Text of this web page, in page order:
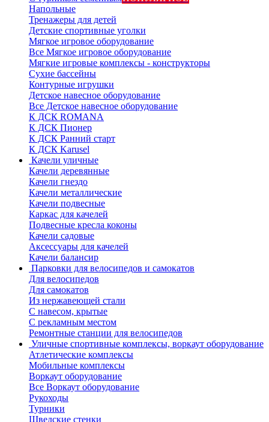
Напольные
Тренажеры для детей
Детские спортивные уголки
Мягкое игровое оборудование
Все Мягкое игровое оборудование
Мягкие игровые комплексы - конструкторы
Сухие бассейны
Контурные игрушки
Детское навесное оборудование
Все Детское навесное оборудование
К ДСК ROMANA
К ДСК Пионер
К ДСК Ранний старт
К ДСК Karusel
Качели уличные
Качели деревянные
Качели гнездо
Качели металлические
Качели подвесные
Каркас для качелей
Подвесные кресла коконы
Качели садовые
Аксессуары для качелей
Качели балансир
Парковки для велосипедов и самокатов
Для велосипедов
Для самокатов
Из нержавеющей стали
С навесом, крытые
С рекламным местом
Ремонтные станции для велосипедов
Уличные спортивные комплексы, воркаут оборудование
Атлетические комплексы
Мобильные комплексы
Воркаут оборудование
Все Воркаут оборудование
Рукоходы
Турники
Шведские стенки